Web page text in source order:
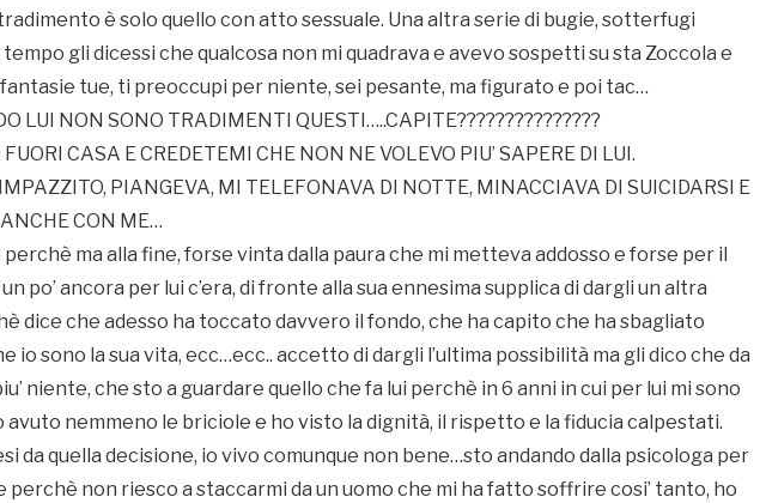
è solo quello con atto sessuale. Una altra serie di bugie, sotterfugi
gli dicessi che qualcosa non mi quadrava e avevo sospetti su sta Zoccola e
fantasie tue, ti preoccupi per niente, sei pesante, ma figurato e poi tac…
LUI NON SONO TRADIMENTI QUESTI…..CAPITE???????????????
FUORI CASA E CREDETEMI CHE NON NE VOLEVO PIU’ SAPERE DI LUI.
PIANGEVA, MI TELEFONAVA DI NOTTE, MINACCIAVA DI SUICIDARSI E
CON ME…
perchè ma alla fine, forse vinta dalla paura che mi metteva addosso e forse per il
po’ ancora per lui c’era, di fronte alla sua ennesima supplica di dargli un altra
dice che adesso ha toccato davvero il fondo, che ha capito che ha sbagliato
io sono la sua vita, ecc…ecc.. accetto di dargli l’ultima possibilità ma gli dico che da
niente, che sto a guardare quello che fa lui perchè in 6 anni in cui per lui mi sono
avuto nemmeno le briciole e ho visto la dignità, il rispetto e la fiducia calpestati.
da quella decisione, io vivo comunque non bene…sto andando dalla psicologa per
perchè non riesco a staccarmi da un uomo che mi ha fatto soffrire cosi’ tanto, ho